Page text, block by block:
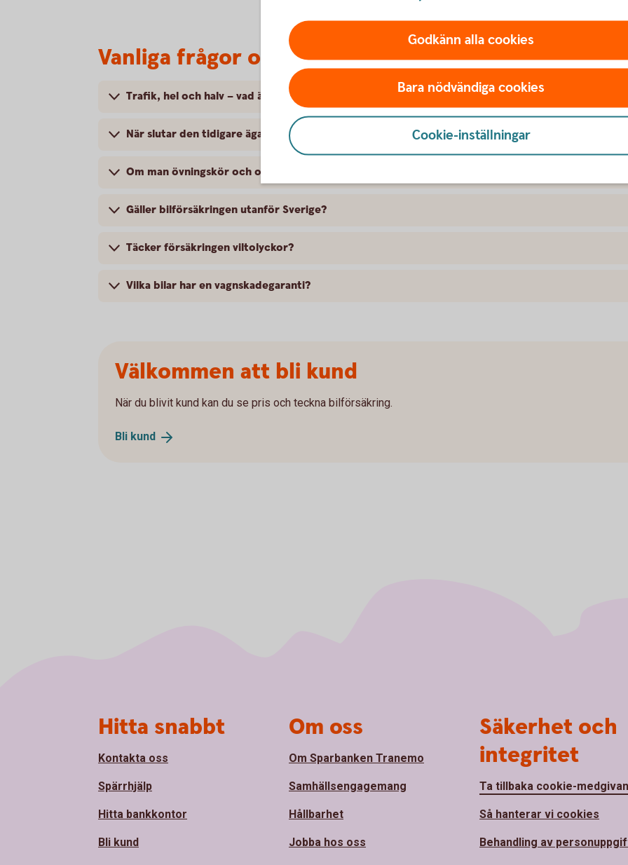
Vanliga frågor om att försäkra Citroen
Trafik, hel och halv – vad är det för skillnad på försäkringarna?
När slutar den tidigare ägarens försäkring att gälla?
Om man övningskör och olyckan är framme, täcker bilförsäkringen då?
Gäller bilförsäkringen utanför Sverige?
Täcker försäkringen viltolyckor?
Vilka bilar har en vagnskadegaranti?
Välkommen att bli kund
När du blivit kund kan du se pris och teckna bilförsäkring.
Bli kund
Godkänn alla cookies
Bara nödvändiga cookies
Cookie-inställningar
Hitta snabbt
Kontakta oss
Spärrhjälp
Hitta bankkontor
Bli kund
Om oss
Om Sparbanken Tranemo
Samhällsengagemang
Hållbarhet
Jobba hos oss
Säkerhet och
integritet
Ta tillbaka cookie-
Så hanterar vi cookies
Behandling av